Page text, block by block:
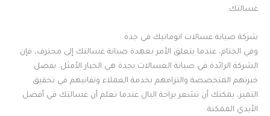
غسالتك.
شركة صيانة غسالات اتوماتيك في جدة
وفي الختام، عندما يتعلق الأمر بعهدة صيانة غسالتك إلى محترف، فإن
الشركة الرائدة في صيانة الغسالات بجدة هي الخيار الأمثل. بفضل
خبرتهم المتخصصة والتزامهم بخدمة العملاء وتفانيهم في تحقيق
التميز، يمكنك أن تشعر براحة البال عندما تعلم أن غسالتك في أفضل
الأيدي الممكنة.